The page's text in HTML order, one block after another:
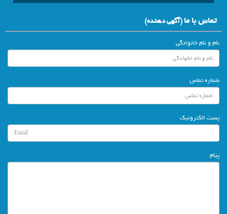
تماس با ما(آگهي دهنده)
نام و نام خانوادگی
شماره تماس
پست الکترونیک
پیام